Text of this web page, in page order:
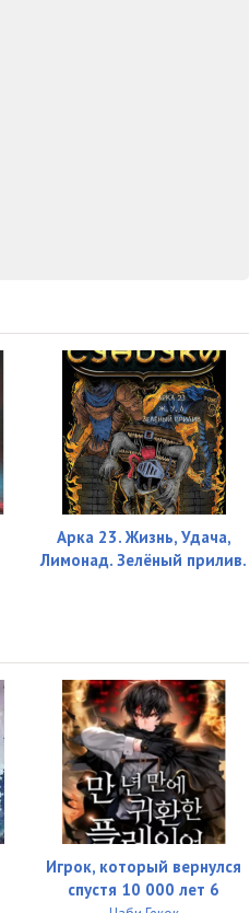
Арка 23. Жизнь, Удача,
Лимонад. Зелёный прилив.
Игрок, который вернулся
спустя 10 000 лет 6